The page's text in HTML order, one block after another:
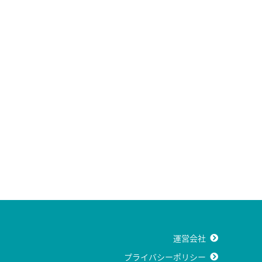
運営会社
プライバシーポリシー